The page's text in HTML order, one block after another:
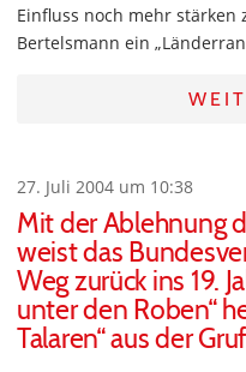
Einfluss noch mehr stärken
Bertelsmann ein
27. Juli 2004 um 10:38
Mit der Ablehnung
weist das
Weg zurück ins 19.
unter den Roben“
Talaren“ aus der